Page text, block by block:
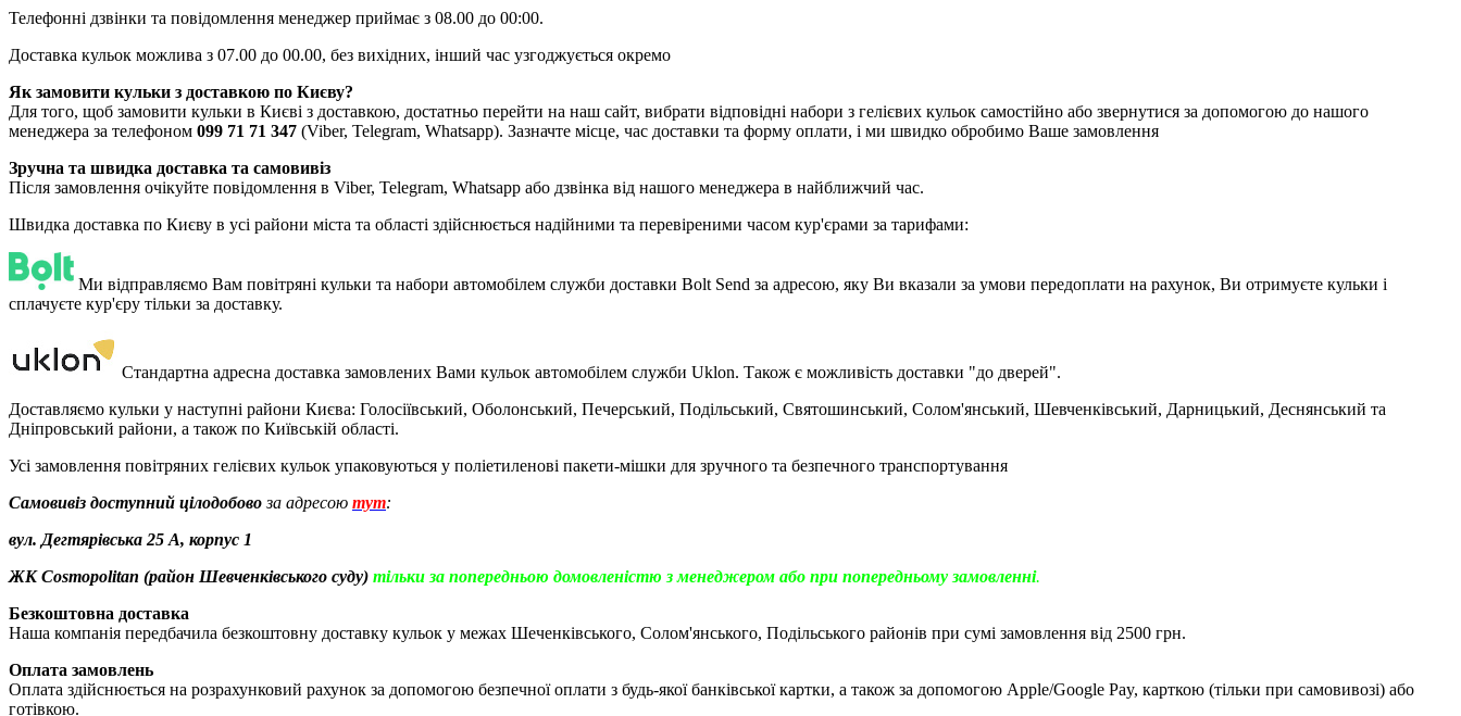
Телефонні дзвінки та повідомлення менеджер приймає з 08.00 до 00:00.
Доставка кульок можлива з 07.00 до 00.00, без вихідних, інший час узгоджується окремо
Як замовити кульки з доставкою по Києву?
Для того, щоб замовити кульки в Києві з доставкою, достатньо перейти на наш сайт, вибрати відповідні набори з гелієвих кульок самостійно або звернутися за допомогою до нашого
менеджера за телефоном 099 71 71 347 (Viber, Telegram, Whatsapp). Зазначте місце, час доставки та форму оплати, і ми швидко обробимо Ваше замовлення
Зручна та швидка доставка та самовивіз
Після замовлення очікуйте повідомлення в Viber, Telegram, Whatsapp або дзвінка від нашого менеджера в найближчий час.
Швидка доставка по Києву в усі райони міста та області здійснюється надійними та перевіреними часом кур'єрами за тарифами:
Ми відправляємо Вам повітряні кульки та набори автомобілем служби доставки Bolt Send за адресою, яку Ви вказали за умови передоплати на рахунок, Ви отримуєте кульки і
сплачуєте кур'єру тільки за доставку.
Стандартна адресна доставка замовлених Вами кульок автомобілем служби Uklon. Також є можливість доставки "до дверей".
Доставляємо кульки у наступні райони Києва: Голосіївський, Оболонський, Печерський, Подільський, Святошинський, Солом'янський, Шевченківський, Дарницький, Деснянський та
Дніпровський райони, а також по Київській області.
Усі замовлення повітряних гелієвих кульок упаковуються у поліетиленові пакети-мішки для зручного та безпечного транспортування
Самовивіз доступний цілодобовоза адресою тут:
вул. Дегтярівська 25 А, корпус 1
ЖК Cosmopolitan (район Шевченківського суду) тільки за попередньою домовленістю з менеджером або при попередньому замовленні.
Безкоштовна доставка
Наша компанія передбачила безкоштовну доставку кульок у межах Шеченківського, Солом'янського, Подільського районів при сумі замовлення від 2500 грн.
Оплата замовлень
Оплата здійснюється на розрахунковий рахунок за допомогою безпечної оплати з будь-якої банківської картки, а також за допомогою Apple/Google Pay, карткою (тільки при самовивозі) або
готівкою.